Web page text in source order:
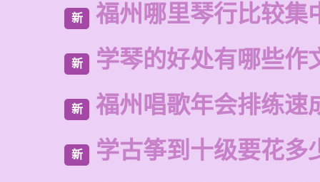
新 福州哪里琴行比较集
新 学琴的好处有哪些作
新 福州唱歌年会排练速
新 学古筝到十级要花多